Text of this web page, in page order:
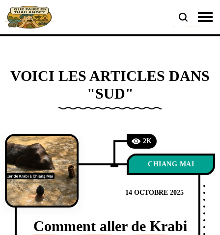
VOICI LES ARTICLES DANS
"SUD"
2K
CHIANG MAI
14 OCTOBRE 2025
Comment aller de Krabi